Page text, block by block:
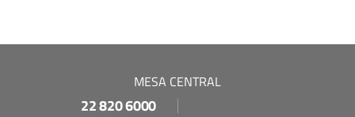
MESA CENTRAL
22 820 6000